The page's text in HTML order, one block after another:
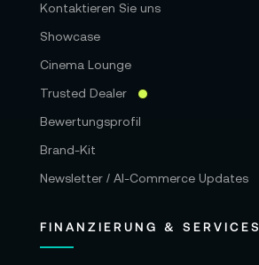
Kontaktieren Sie uns
Showcase
Cinema Lounge
Trusted Dealer
Bewertungsprofil
Brand-Kit
Newsletter / AI-Commerce Updates
FINANZIERUNG & SERVICES